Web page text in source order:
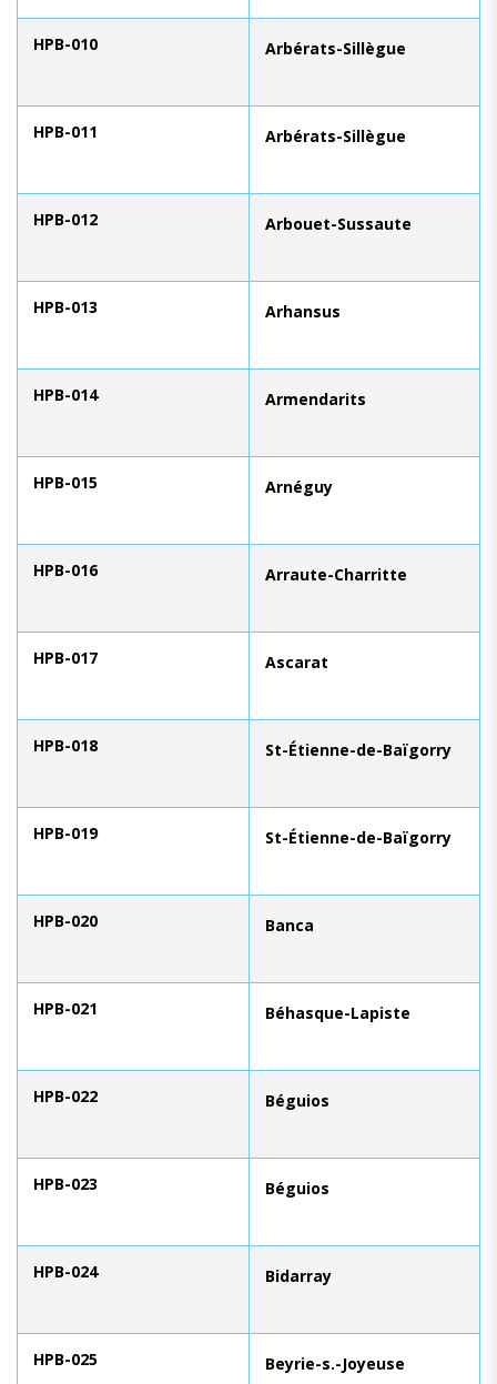
HPB-010 Arbérats-Sillègue
HPB-011 Arbérats-Sillègue
HPB-012 Arbouet-Sussaute
HPB-013 Arhansus
HPB-014 Armendarits
HPB-015 Arnéguy
HPB-016 Arraute-Charritte
HPB-017 Ascarat
HPB-018 St-Étienne-de-Baïgorry
HPB-019 St-Étienne-de-Baïgorry
HPB-020 Banca
HPB-021 Béhasque-Lapiste
HPB-022 Béguios
HPB-023 Béguios
HPB-024 Bidarray
HPB-025 Beyrie-s.-Joyeuse